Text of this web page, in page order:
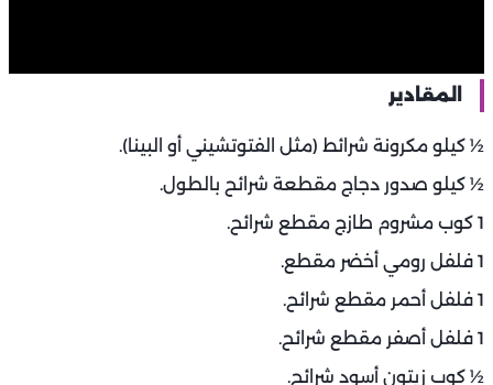
المقادير
½ كيلو مكرونة شرائط (مثل الفتوتشيني أو البينا).
½ كيلو صدور دجاج مقطعة شرائح بالطول.
1 كوب مشروم طازج مقطع شرائح.
1 فلفل رومي أخضر مقطع.
1 فلفل أحمر مقطع شرائح.
1 فلفل أصفر مقطع شرائح.
½ كوب زيتون أسود شرائح.